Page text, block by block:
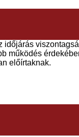
működés
előírtaknak.